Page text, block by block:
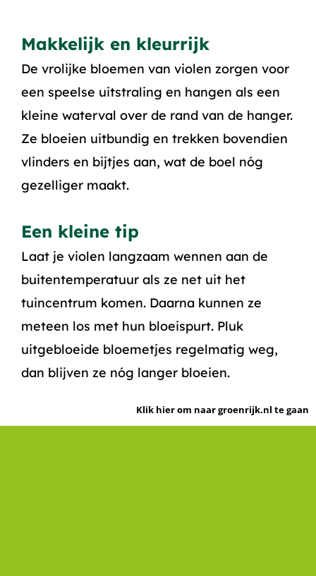
Makkelijk en kleurrijk
De vrolijke bloemen van violen zorgen voor
een speelse uitstraling en hangen als een
kleine waterval over de rand van de hanger.
Ze bloeien uitbundig en trekken bovendien
vlinders en bijtjes aan, wat de boel nóg
gezelliger maakt.
Een kleine tip
Laat je violen langzaam wennen aan de
buitentemperatuur als ze net uit het
tuincentrum komen. Daarna kunnen ze
meteen los met hun bloeispurt. Pluk
uitgebloeide bloemetjes regelmatig weg,
dan blijven ze nóg langer bloeien.
Klik hier om naar groenrijk.nl te gaan